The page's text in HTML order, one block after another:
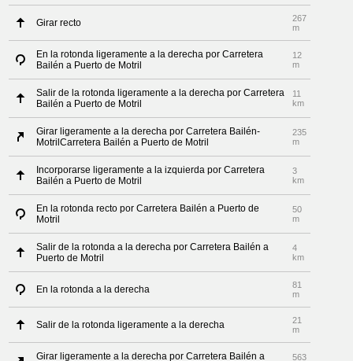
Girar recto
267
m
En la rotonda ligeramente a la derecha por Carretera
Bailén a Puerto de Motril
12
m
Salir de la rotonda ligeramente a la derecha por Carretera
Bailén a Puerto de Motril
11
km
Girar ligeramente a la derecha por Carretera Bailén-
MotrilCarretera Bailén a Puerto de Motril
235
m
Incorporarse ligeramente a la izquierda por Carretera
Bailén a Puerto de Motril
3
km
En la rotonda recto por Carretera Bailén a Puerto de
Motril
50
m
Salir de la rotonda a la derecha por Carretera Bailén a
Puerto de Motril
4
km
En la rotonda a la derecha
81
m
Salir de la rotonda ligeramente a la derecha
21
m
Girar ligeramente a la derecha por Carretera Bailén a 563